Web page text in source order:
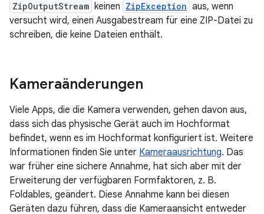
ZipOutputStream keinen ZipException aus, wenn
versucht wird, einen Ausgabestream für eine ZIP-Datei zu
schreiben, die keine Dateien enthält.
Kameraänderungen
Viele Apps, die die Kamera verwenden, gehen davon aus,
dass sich das physische Gerät auch im Hochformat
befindet, wenn es im Hochformat konfiguriert ist. Weitere
Informationen finden Sie unter Kameraausrichtung. Das
war früher eine sichere Annahme, hat sich aber mit der
Erweiterung der verfügbaren Formfaktoren, z. B.
Foldables, geändert. Diese Annahme kann bei diesen
Geräten dazu führen, dass die Kameraansicht entweder